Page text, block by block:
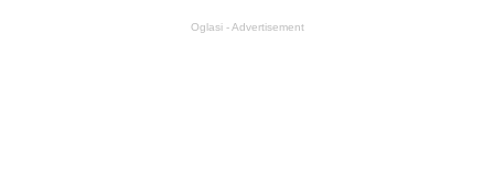
Oglasi - Advertisement